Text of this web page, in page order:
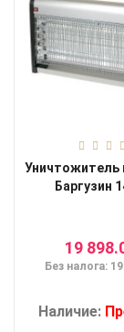
Уничтожитель
Баргузин
19
Без налога:
Наличие: